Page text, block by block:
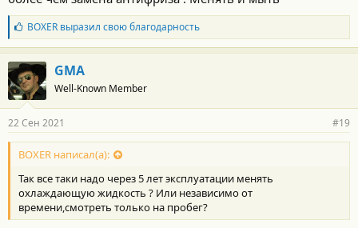
Б
л
а
г
о
д
а
н
о
с
и
:
BOXERвыразил свою благодарность
GMA
Well-Known Member
22 Сен 2021 #19
BOXER написал(а):
Так все таки надо через 5 лет эксплуатации менять
охлаждающую жидкость ? Или независимо от
времени,смотреть только на пробег?